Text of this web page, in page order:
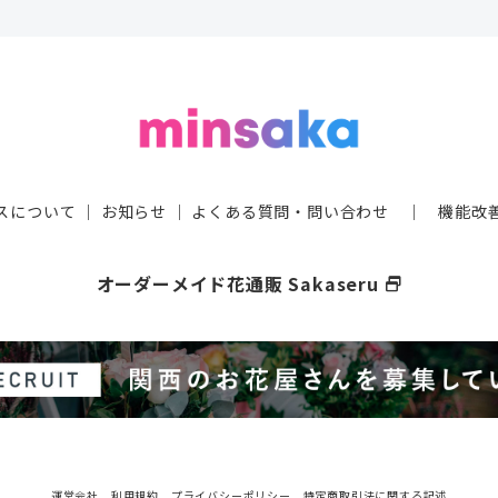
について ｜ お知らせ ｜ よくある質問・問い合わせ ｜機能改
オーダーメイド花通販 Sakaseru select_window